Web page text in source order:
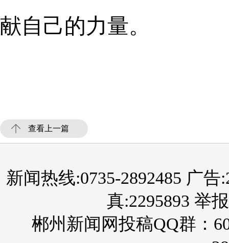
献自己的力量。
查看上一篇
新闻热线:0735-2892485 广告
真:2295893 举
郴州新闻网投稿QQ群：